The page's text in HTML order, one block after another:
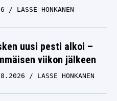
LASSE HONKANEN
uusi pesti alkoi –
viikon jälkeen
LASSE HONKANEN